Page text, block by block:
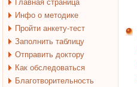
Главная страница
Инфо о методике
Пройти анкету-тест
Заполнить таблицу
Отправить доктору
Как обследоваться
Благотворительность